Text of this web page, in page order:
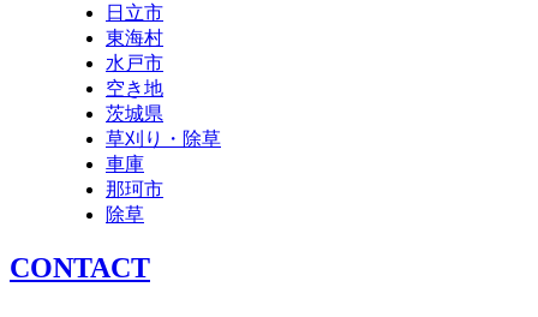
日立市
東海村
水戸市
空き地
茨城県
草刈り・除草
車庫
那珂市
除草
CONTACT